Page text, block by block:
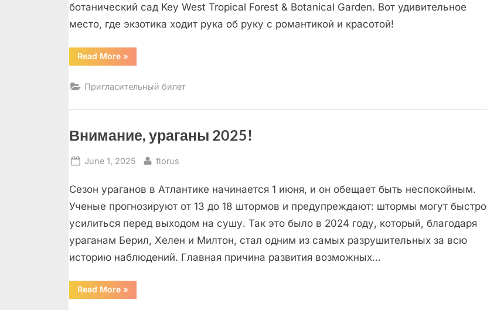
ботанический сад Key West Tropical Forest & Botanical Garden. Вот удивительное
место, где экзотика ходит рука об руку с романтикой и красотой!
Read More“Самый
южный
в
»
Пригласительный билет
Внимание, ураганы 2025!
Posted
June 1, 2025 By
florus
Сезон ураганов в Атлантике начинается 1 июня, и он обещает быть неспокойным.
Ученые прогнозируют от 13 до 18 штормов и предупреждают: штормы могут быстро
усилиться перед выходом на сушу. Так это было в 2024 году, который, благодаря
ураганам Берил, Хелен и Милтон, стал одним из самых разрушительных за всю
историю наблюдений. Главная причина развития возможных…
Read More“Внимание,
ураганы
»